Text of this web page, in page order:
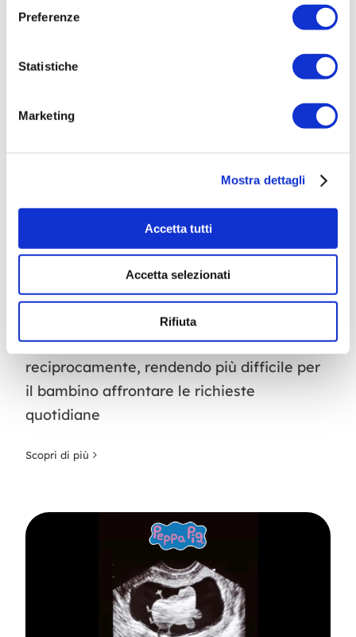
Preferenze
Statistiche
Marketing
Mostra dettagli
Accetta tutti
Accetta selezionati
Rifiuta
Funzioni Esecutive e Linguaggio:
l’autoregolazione nella
comunicazione verbale
Deficit a vari livelli possono amplificarsi
reciprocamente, rendendo più difficile per
il bambino affrontare le richieste
quotidiane
Scopri di più